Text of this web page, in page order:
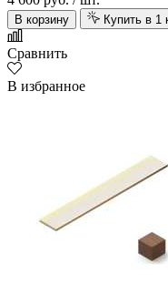
В корзину Купить в 1
Сравнить
В избранное